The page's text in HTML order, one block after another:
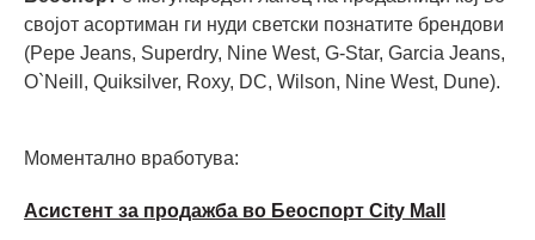
својот асортиман ги нуди светски познатите брендови
(Pepe Jeans, Superdry, Nine West, G-Star, Garcia Jeans,
O`Neill, Quiksilver, Roxy, DC, Wilson, Nine West, Dune).
Моментално вработува:
Асистент за продажба во Беоспорт City Mall